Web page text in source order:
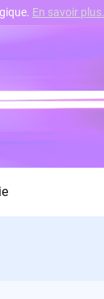
En savoir plus.